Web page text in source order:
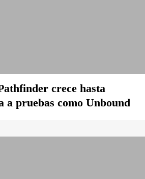
crece hasta
a pruebas como Unbound